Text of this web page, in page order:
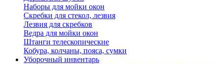
Наборы для мойки окон
Скребки для стекол, лезвия
Лезвия для скребков
Ведра для мойки окон
Штанги телескопические
Кобура, колчаны, пояса, сумки
Уборочный инвентарь